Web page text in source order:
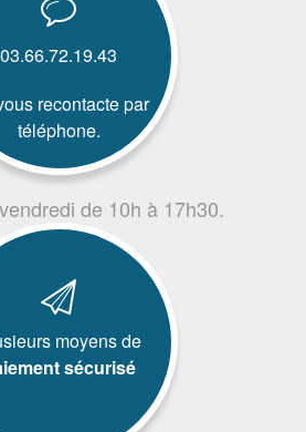
03.66.72.19.43
recontacte par
téléphone.
de 10h à 17h30.
moyens de
sécurisé